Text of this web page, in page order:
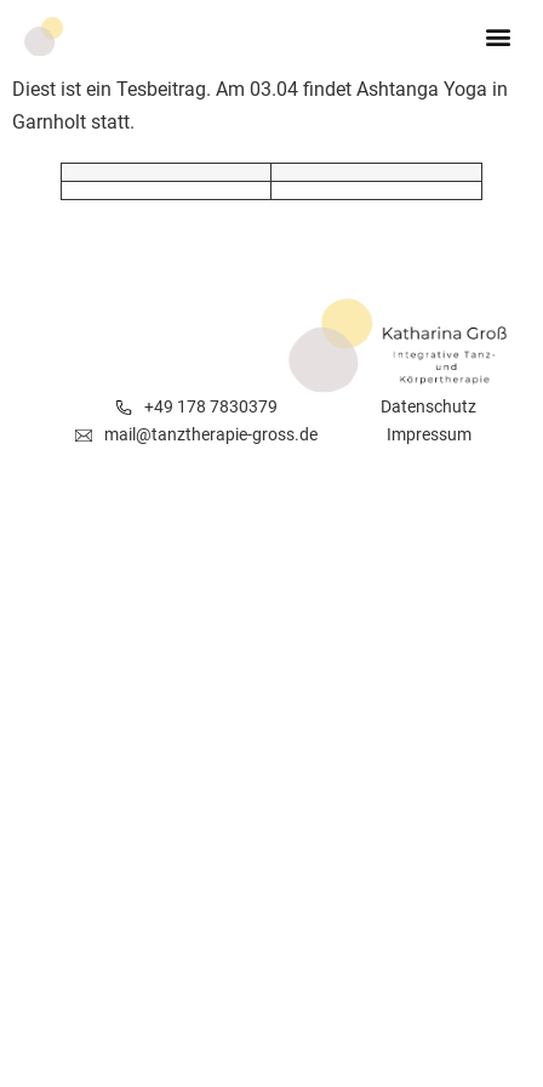
Diest ist ein Tesbeitrag. Am 03.04 findet Ashtanga Yoga in
Garnholt statt.
+49 178 7830379
mail@tanztherapie-gross.de
Datenschutz
Impressum